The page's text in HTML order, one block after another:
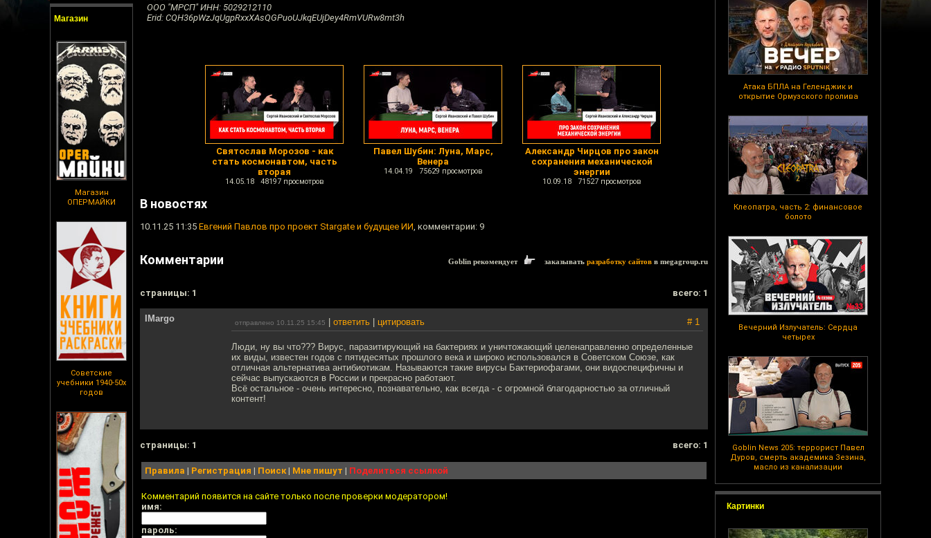
Магазин
Магазин
ОПЕРМАЙКИ
Советские
учебники 1940-50х
годов
Атака БПЛА на Геленджик и
открытие Ормузского пролива
Клеопатра, часть 2: финансовое
болото
Вечерний Излучатель: Сердца
четырех
Goblin News 205: террорист Павел
Дуров, смерть академика Зезина,
масло из канализации
Картинки
ООО "МРСП" ИНН: 5029212110
Erid: CQH36pWzJqUgpRxxXAsQGPuoUJkqEUjDey4RmVURw8mt3h
Святослав Морозов - как
стать космонавтом, часть
вторая
14.05.18 48197 просмотров
Павел Шубин: Луна, Марс,
Венера
14.04.19 75629 просмотров
Александр Чирцов про закон
сохранения механической
энергии
10.09.18 71527 просмотров
В новостях
10.11.25 11:35 Евгений Павлов про проект Stargate и будущее ИИ, комментарии: 9
Комментарии Goblin рекомендует заказывать разработку сайтов в megagroup.ru
cтраницы: 1 всего: 1
IMargo отправлено 10.11.25 15:45 ответить цитировать # 1
Люди, ну вы что??? Вирус, паразитирующий на бактериях и уничтожающий целенаправленно определенные
их виды, известен годов с пятидесятых прошлого века и широко использовался в Советском Союзе, как
отличная альтернатива антибиотикам. Называются такие вирусы Бактериофагами, они видоспецифичны и
сейчас выпускаются в России и прекрасно работают.
Всё остальное - очень интересно, познавательно, как всегда - с огромной благодарностью за отличный
контент!
cтраницы: 1 всего: 1
Правила | Регистрация | Поиск| Мне пишут | Поделиться ссылкой
Комментарий появится на сайте только после проверки модератором!
имя:
пароль: